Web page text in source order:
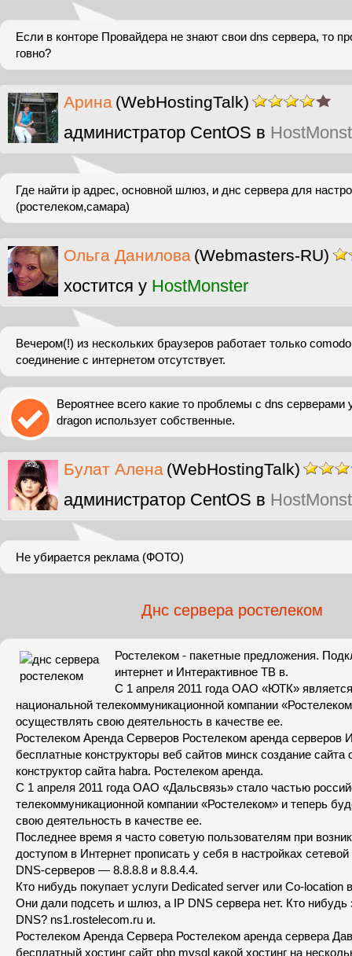
Если в конторе Провайдера не знают свои dns сервера, то
говно?
Арина (WebHostingTalk)
администратор CentOS в
Где найти ip адрес, основной шлюз, и днс сервера для
(ростелеком,самара)
Ольга Данилова (Webmasters-RU)
хостится у HostMonster
Вечером(!) из нескольких браузеров работает только
соединение с интернетом отсутствует.
Вероятнее всего какие то проблемы с dns серверами
dragon использует собственные.
Булат Алена (WebHostingTalk)
администратор CentOS в
Не убирается реклама (ФОТО)
Днс сервера ростелеком
Ростелеком - пакетные предложения.
интернет и Интерактивное ТВ в.
С 1 апреля 2011 года ОАО «ЮТК»
национальной телекоммуникационной компании
осуществлять свою деятельность в качестве ее.
Ростелеком Аренда Серверов Ростелеком аренда серверов
бесплатные конструкторы веб сайтов минск создание сайта
конструктор сайта habra. Ростелеком аренда.
С 1 апреля 2011 года ОАО «Дальсвязь» стало частью
телекоммуникационной компании «Ростелеком» и теперь
свою деятельность в качестве ее.
Последнее время я часто советую пользователям при
доступом в Интернет прописать у себя в настройках
DNS-серверов — 8.8.8.8 и 8.8.4.4.
Кто нибудь покупает услуги Dedicated server или Co-
Они дали подсеть и шлюз, а IP DNS сервера нет. Кто нибудь
DNS? ns1.rostelecom.ru и.
Ростелеком Аренда Сервера Ростелеком аренда сервера
бесплатный хостинг сайт php mysql какой хостинг на